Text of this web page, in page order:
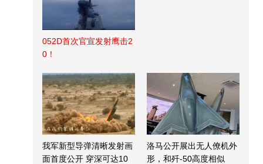
052D首次官宣发射鹰击2
0！
我军新型导弹清晰发射画
面首度公开 穿深可达10
洛马公开展出无人僚机外
形，和歼-50高度相似